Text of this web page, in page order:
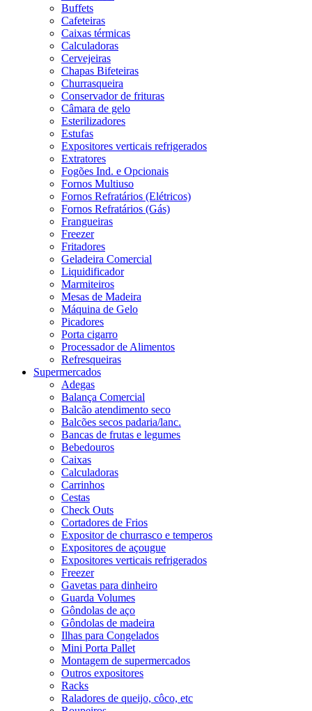
Buffets
Cafeteiras
Caixas térmicas
Calculadoras
Cervejeiras
Chapas Bifeteiras
Churrasqueira
Conservador de frituras
Câmara de gelo
Esterilizadores
Estufas
Expositores verticais refrigerados
Extratores
Fogões Ind. e Opcionais
Fornos Multiuso
Fornos Refratários (Elétricos)
Fornos Refratários (Gás)
Frangueiras
Freezer
Fritadores
Geladeira Comercial
Liquidificador
Marmiteiros
Mesas de Madeira
Máquina de Gelo
Picadores
Porta cigarro
Processador de Alimentos
Refresqueiras
Supermercados
Adegas
Balança Comercial
Balcão atendimento seco
Balcões secos padaria/lanc.
Bancas de frutas e legumes
Bebedouros
Caixas
Calculadoras
Carrinhos
Cestas
Check Outs
Cortadores de Frios
Expositor de churrasco e temperos
Expositores de açougue
Expositores verticais refrigerados
Freezer
Gavetas para dinheiro
Guarda Volumes
Gôndolas de aço
Gôndolas de madeira
Ilhas para Congelados
Mini Porta Pallet
Montagem de supermercados
Outros expositores
Racks
Raladores de queijo, côco, etc